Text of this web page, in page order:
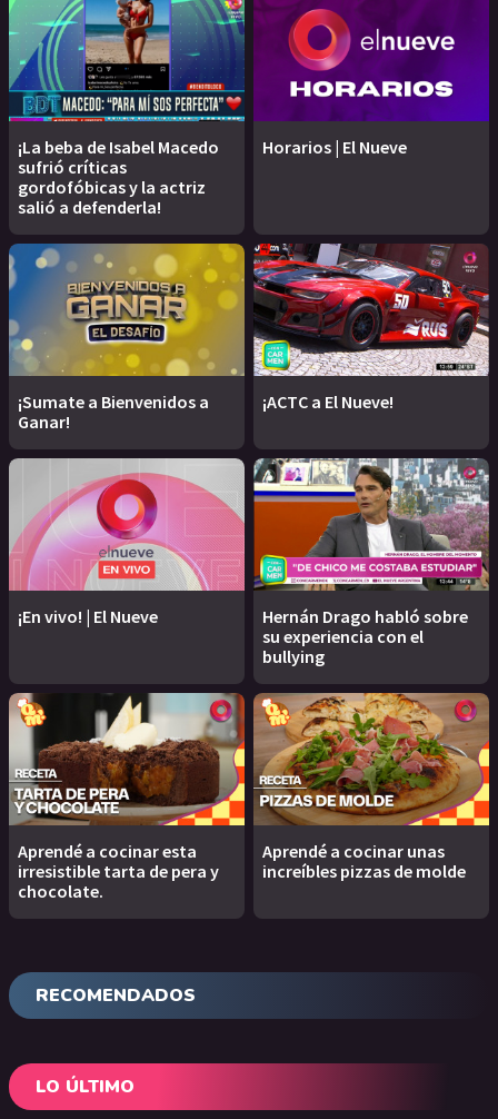
¡La beba de Isabel Macedo
sufrió críticas
gordofóbicas y la actriz
salió a defenderla!
Horarios | El Nueve
¡Sumate a Bienvenidos a
Ganar!
¡ACTC a El Nueve!
¡En vivo! | El Nueve
Hernán Drago habló sobre
su experiencia con el
bullying
Aprendé a cocinar esta
irresistible tarta de pera y
chocolate.
Aprendé a cocinar unas
increíbles pizzas de molde
RECOMENDADOS
LO ÚLTIMO